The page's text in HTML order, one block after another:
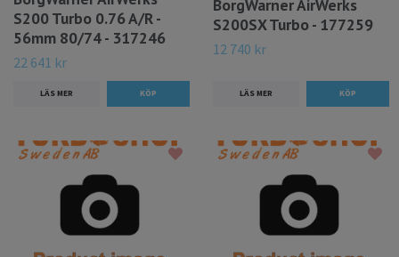
S200 Turbo 0.76 A/R -
56mm 80/74 - 317246
22 641 kr
LÄS MER
BorgWarner AirWerks
S200SX Turbo - 177259
12 740 kr
LÄS MER